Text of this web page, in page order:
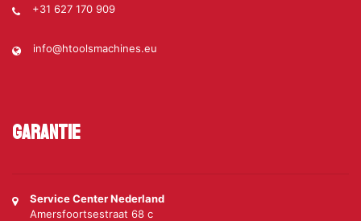
+31 627 170 909
info@htoolsmachines.eu
Garantie
Service Center Nederland
Amersfoortsestraat 68 c